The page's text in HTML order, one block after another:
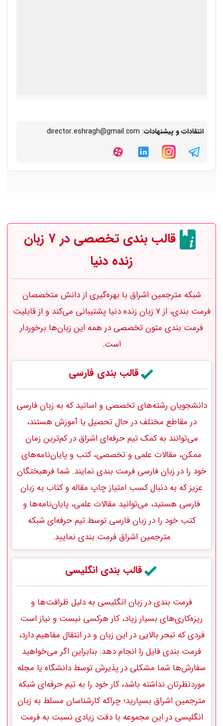
انتقادات و پیشنهادات: director.eshragh@gmail.com
قالب بندی تخصصی در 7 زبان
زنده دنیا
شبکه مترجمین اشراق با بهره‌گیری از دانش متخصصان
فرمت‌ بندی، از 7 زبان زنده دنیا پشتیبانی می‌کند و از قابلیت
فرمت‌ بندی متون تخصصی در همه این زبان‌ها برخوردار
است.
قالب بندی فارسی
دانشجویان رشته‌های تخصصی و اساتید که به زبان فارسی
در مقاطع مختلف در حال تحصیل یا آموزش هستند،
می‌توانند به کمک تیم حرفه‌ای اشراق در کم‌ترین زمان
ممکن، مقالات علمی و تخصصی، کتب و پایان‌نامه‌های
خود را در زبان فارسی‌ فرمت‌ بندی نمایند. شما فرهیختگان
عزیز که به دنبال کسب امتیاز چاپ مقاله و کتاب به زبان
فارسی هستید، می‌توانید مقالات علمی، پایان‌نامه‌ها و
کتب خود را در زبان فارسی توسط تیم حرفه‌ای شبکه
مترجمین اشراق‌ فرمت‌ بندی نمایید.
قالب بندی انگلیسی
فرمت بندی در زبان انگلیسی به دلیل ظرافت‌‌ها و
ریزه‌کاری‌های بسیار زیاد، کار هرکسی نیست و نیاز است
فردی که تبحر بالایی در این زبان و در انتقال مفاهیم دارد‌،
فرمت بندی فایل را انجام دهد. بنابراین اگر می‌خواهید
سفارش‌ها شما مشکلی در پذیرش توسط دانشگاه یا مجله
موردنظرتان نداشته باشد، کار خود را به تیم حرفه‌ای شبکه
مترجمین اشراق بسپارید؛ چراکه کارشناسان مسلط به زبان
انگلیسی در این مجموعه با دقت زیادی نسبت به‌ فرمت